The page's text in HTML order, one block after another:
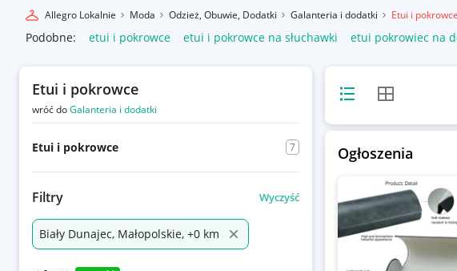
Allegro Lokalnie Moda Odzież, Obuwie, Dodatki Galanteria i dodatki Etui i pokrowce
Podobne: etui i pokrowce etui i pokrowce na słuchawki etui pokrowiec na
Etui i pokrowce
wróć doGalanteria i dodatki
Etui i pokrowce 7
Filtry Wyczyść
Biały Dunajec, Małopolskie, +0 km
Widok listyWidok siatki
Ogłoszenia